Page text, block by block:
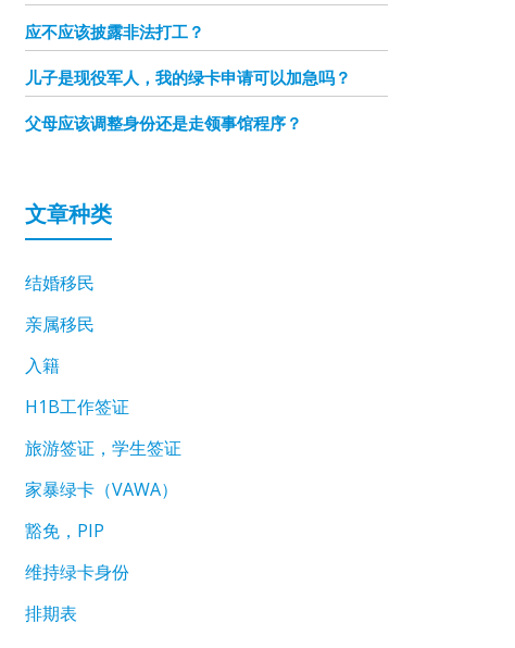
应不应该披露非法打工？
儿子是现役军人，我的绿卡申请可以加急吗？
父母应该调整身份还是走领事馆程序？
文章种类
结婚移民
亲属移民
入籍
H1B工作签证
旅游签证，学生签证
家暴绿卡（VAWA）
豁免，PIP
维持绿卡身份
排期表